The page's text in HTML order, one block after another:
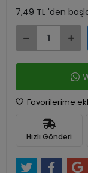
7,49 TL 'den
Favorilerime
Hızlı Gönderi